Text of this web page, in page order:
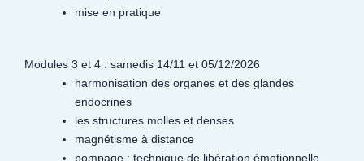
mise en pratique
Modules 3 et 4 : samedis 14/11 et 05/12/2026
harmonisation des organes et des glandes
endocrines
les structures molles et denses
magnétisme à distance
pompage : technique de libération émotionnelle